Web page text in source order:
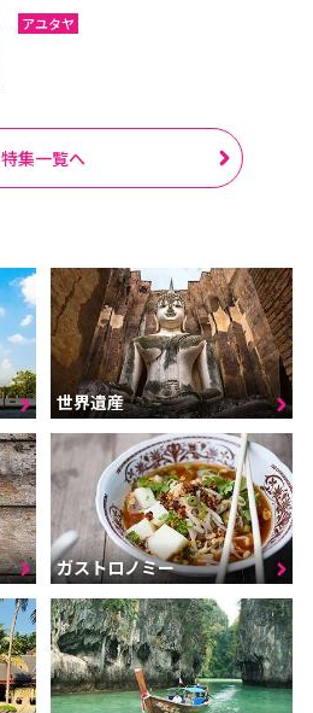
アユタヤ
特集一覧へ
世界遺産
ガストロノミー